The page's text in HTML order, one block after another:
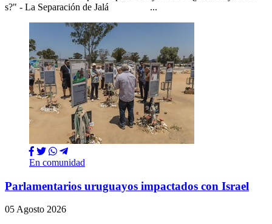
s?" - La Separación de Jalá ...
En comunidad
Parlamentarios uruguayos impactados con Israel
05 Agosto 2026